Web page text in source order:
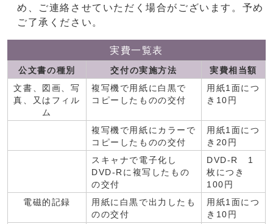
め、ご連絡させていただく場合がございます。予め
ご了承ください。
実費一覧表
公文書の種別 交付の実施方法
実費相当額
文書、図画、写
真、又はフィル
ム
複写機で用紙に白黒で
コピーしたものの交付
用紙1面につ
き10円
複写機で用紙にカラーで
コピーしたものの交付
用紙1面につ
き20円
スキャナで電子化し
DVD-Rに複写したもの
の交付
DVD-R 1
枚につき
100円
電磁的記録
用紙に白黒で出力したも
のの交付
用紙1面につ
き10円